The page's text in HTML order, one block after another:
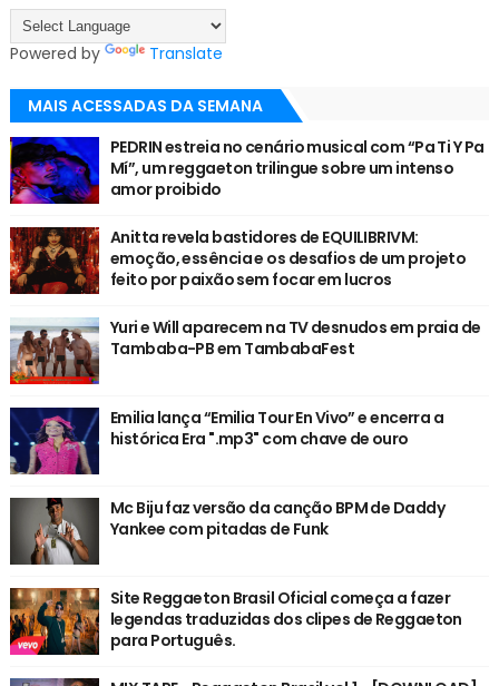
Powered by Translate
MAIS ACESSADAS DA SEMANA
PEDRIN estreia no cenário musical com “Pa Ti Y Pa
Mí”, um reggaeton trilingue sobre um intenso
amor proibido
Anitta revela bastidores de EQUILIBRIVM:
emoção, essência e os desafios de um projeto
feito por paixão sem focar em lucros
Yuri e Will aparecem na TV desnudos em praia de
Tambaba-PB em TambabaFest
Emilia lança “Emilia Tour En Vivo” e encerra a
histórica Era ".mp3" com chave de ouro
Mc Biju faz versão da canção BPM de Daddy
Yankee com pitadas de Funk
Site Reggaeton Brasil Oficial começa a fazer
legendas traduzidas dos clipes de Reggaeton
para Português.